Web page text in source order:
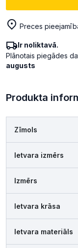
Preces
Ir noliktavā.
Plānotais piegādes
augusts
Produkta
Zīmols
Ietvara izmērs
Izmērs
Ietvara krāsa
Ietvara materiāls